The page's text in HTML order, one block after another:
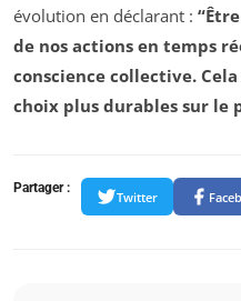
évolution en déclarant :
de nos actions en temps
conscience collective.
choix plus durables sur le
Partager :
Twitter